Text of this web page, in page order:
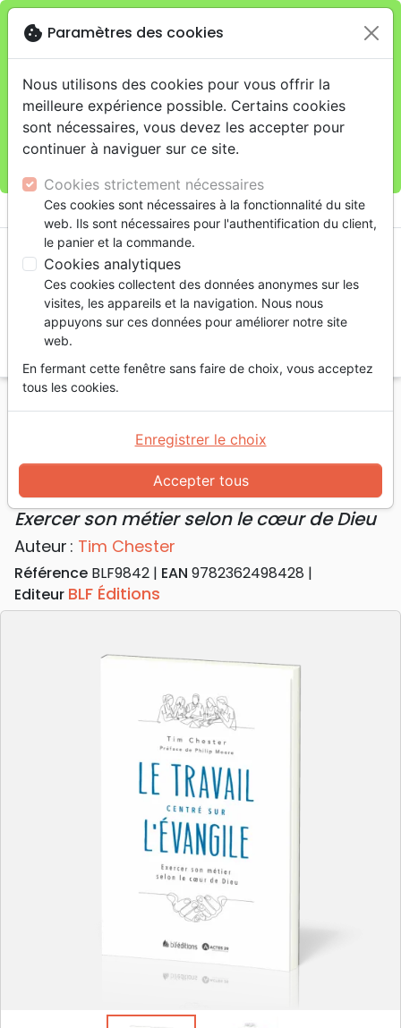
Je veux retirer ma commande au 11 rue de Rive,
Genèveclose
warningCette boutique en ligne est limitée au retrait en
magasin.
Pour les livraisons à domicile, veuillez passer vos
commandes sur la boutique La Maison de la Bible
shopping_cart
Accueil Livres Événements actuels
Société
Travail centré sur l'Évangile (Le) - Exercer son
métier selon le cœur de Dieu
Le Travail centré sur l'Évangile
Exercer son métier selon le cœur de Dieu
Auteur : Tim Chester
Référence BLF9842 EAN 9782362498428
Editeur BLF Éditions
cookie Paramètres des cookies
Nous utilisons des cookies pour vous offrir la
meilleure expérience possible. Certains cookies
sont nécessaires, vous devez les accepter pour
continuer à naviguer sur ce site.
Cookies strictement nécessaires
Ces cookies sont nécessaires à la fonctionnalité du site
web. Ils sont nécessaires pour l'authentification du client,
le panier et la commande.
Cookies analytiques
Ces cookies collectent des données anonymes sur les
visites, les appareils et la navigation. Nous nous
appuyons sur ces données pour améliorer notre site
web.
En fermant cette fenêtre sans faire de choix, vous acceptez
tous les cookies.
Accepter tous
Enregistrer le choix